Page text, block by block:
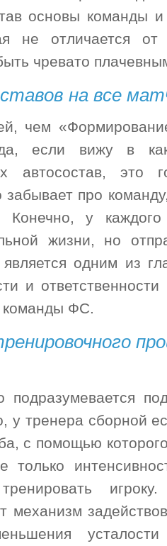
основы команды
не отличается от
чревато
на все
чем
если вижу в
автосостав, это
про
Конечно, у
жизни, но
одним из
и
команды ФС.
у тренера сборной
с помощью
только
тренировать
механизм